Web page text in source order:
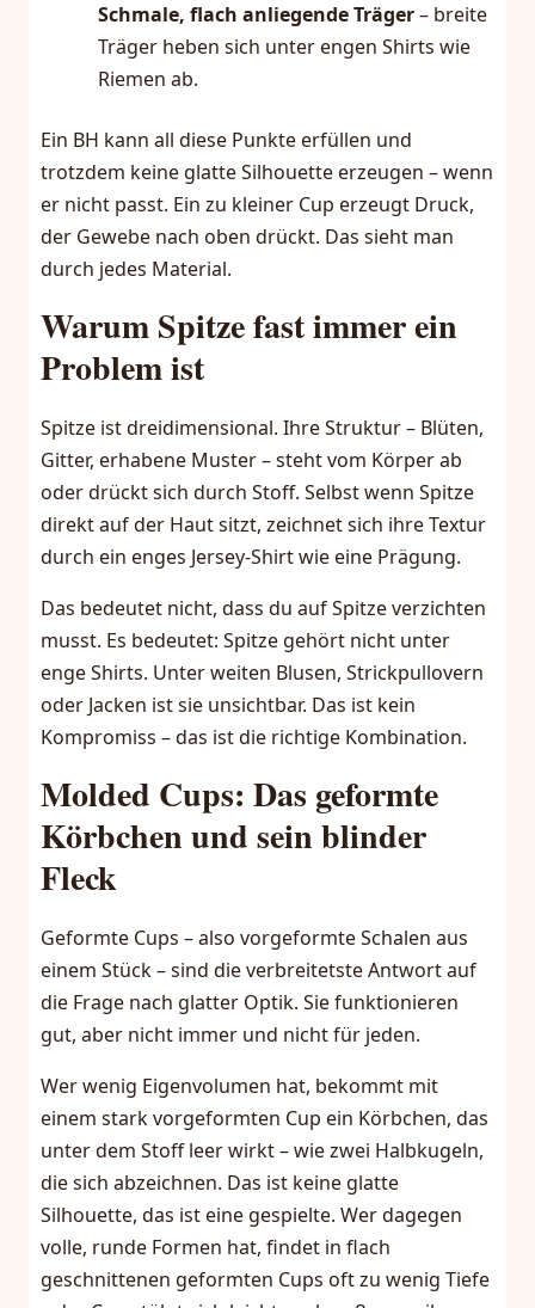
Schmale, flach anliegende Träger– breite
Träger heben sich unter engen Shirts wie
Riemen ab.
Ein BH kann all diese Punkte erfüllen und
trotzdem keine glatte Silhouette erzeugen – wenn
er nicht passt. Ein zu kleiner Cup erzeugt Druck,
der Gewebe nach oben drückt. Das sieht man
durch jedes Material.
Warum Spitze fast immer ein
Problem ist
Spitze ist dreidimensional. Ihre Struktur – Blüten,
Gitter, erhabene Muster – steht vom Körper ab
oder drückt sich durch Stoff. Selbst wenn Spitze
direkt auf der Haut sitzt, zeichnet sich ihre Textur
durch ein enges Jersey-Shirt wie eine Prägung.
Das bedeutet nicht, dass du auf Spitze verzichten
musst. Es bedeutet: Spitze gehört nicht unter
enge Shirts. Unter weiten Blusen, Strickpullovern
oder Jacken ist sie unsichtbar. Das ist kein
Kompromiss – das ist die richtige Kombination.
Molded Cups: Das geformte
Körbchen und sein blinder
Fleck
Geformte Cups – also vorgeformte Schalen aus
einem Stück – sind die verbreitetste Antwort auf
die Frage nach glatter Optik. Sie funktionieren
gut, aber nicht immer und nicht für jeden.
Wer wenig Eigenvolumen hat, bekommt mit
einem stark vorgeformten Cup ein Körbchen, das
unter dem Stoff leer wirkt – wie zwei Halbkugeln,
die sich abzeichnen. Das ist keine glatte
Silhouette, das ist eine gespielte. Wer dagegen
volle, runde Formen hat, findet in flach
geschnittenen geformten Cups oft zu wenig Tiefe